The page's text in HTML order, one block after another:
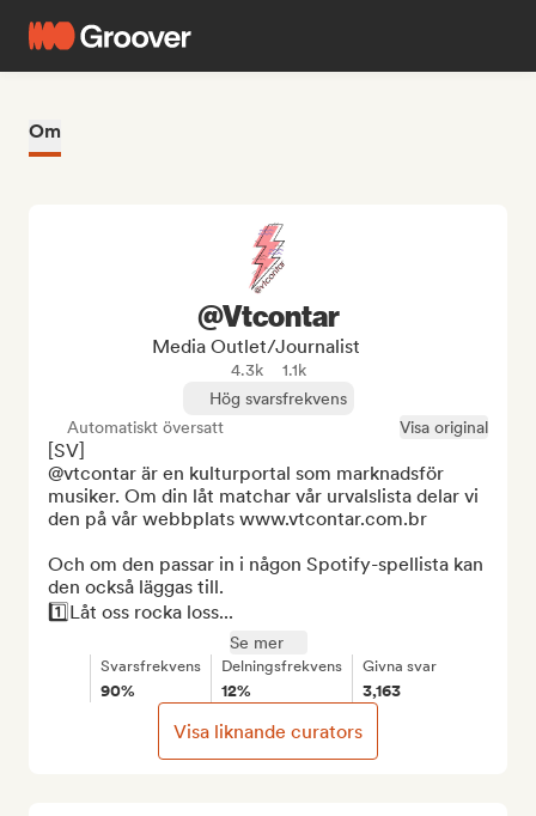
Om
@Vtcontar
Media Outlet/Journalist
4.3k
1.1k
Hög svarsfrekvens
Automatiskt översatt
Visa original
[SV]
@vtcontar är en kulturportal som marknadsför
musiker. Om din låt matchar vår urvalslista delar vi
den på vår webbplats www.vtcontar.com.br
Och om den passar in i någon Spotify-spellista kan
den också läggas till.
1️⃣Låt oss rocka loss...
Se mer
Svarsfrekvens
90%
Delningsfrekvens
12%
Givna svar
3,163
Visa liknande curators